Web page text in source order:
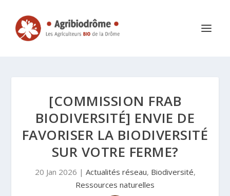
[COMMISSION FRAB
BIODIVERSITÉ] ENVIE DE
FAVORISER LA BIODIVERSITÉ
SUR VOTRE FERME?
20 Jan 2026 | Actualités réseau, Biodiversité,
Ressources naturelles